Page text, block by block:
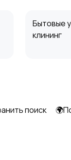
Бытовые
клининг
поиск